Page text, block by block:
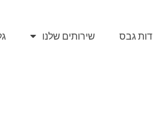
גבס שירותים שלנו